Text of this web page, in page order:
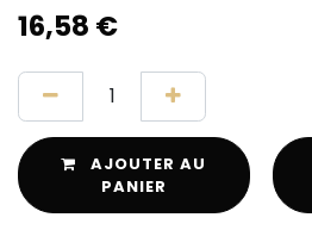
16,58 €
AJOUTER AU
PANIER